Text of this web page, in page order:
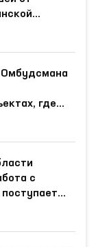
Омбудсмана
где
с
обращений